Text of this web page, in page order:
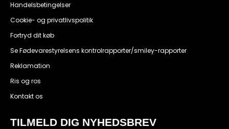
Handelsbetingelser
Cookie- og privatlivspolitik
Fortryd dit køb
Se Fødevarestyrelsens kontrolrapporter/smiley-rapporter
Reklamation
Ris og ros
Kontakt os
TILMELD DIG NYHEDSBREV